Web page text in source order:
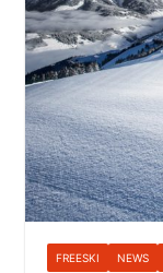
FREESKI NEWS